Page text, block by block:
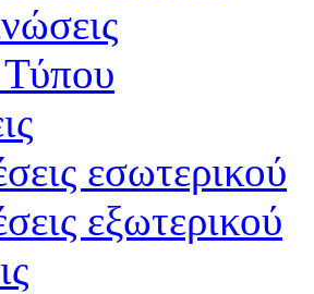
Τύπου
εσωτερικού
εξωτερικού